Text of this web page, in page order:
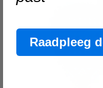
Raadpleeg